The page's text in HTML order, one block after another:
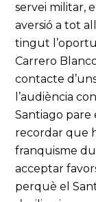
servei militar,
aversió a tot
tingut
Carrero
contacte
l’audiència
Santiago pare
recordar que
franquisme
acceptar
perquè el